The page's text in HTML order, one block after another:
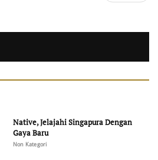
Native, Jelajahi Singapura Dengan
Gaya Baru
Non Kategori